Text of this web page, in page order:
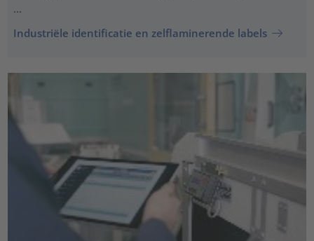
...
Industriële identificatie en zelflaminerende labels